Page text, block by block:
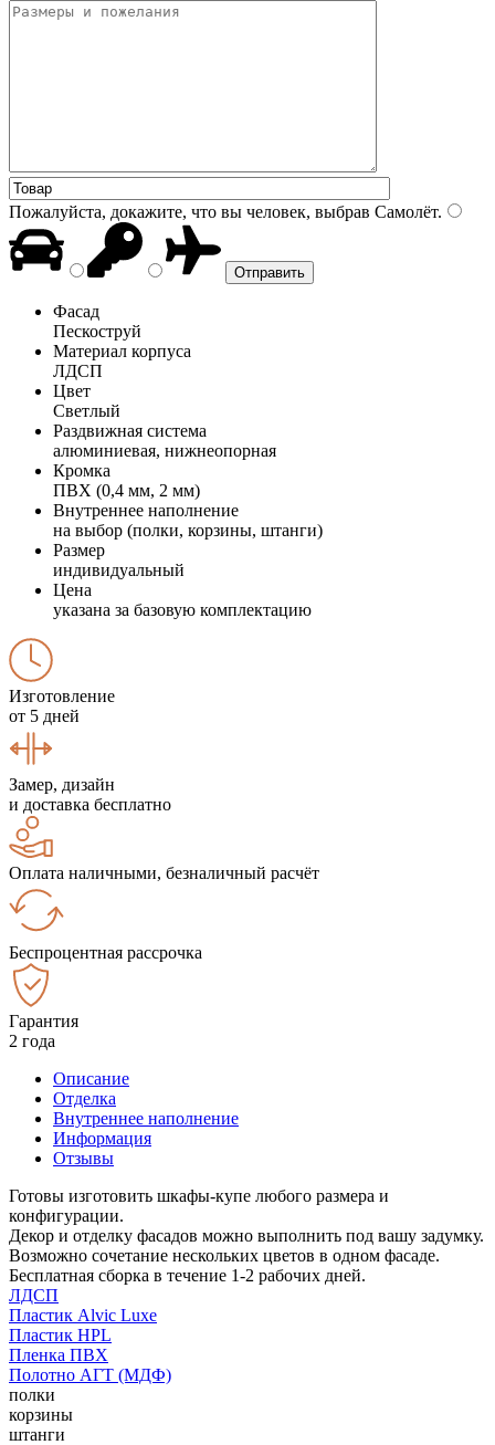
Пожалуйста, докажите, что вы человек, выбрав Самолёт.
Фасад
Пескоструй
Материал корпуса
ЛДСП
Цвет
Светлый
Раздвижная система
алюминиевая, нижнеопорная
Кромка
ПВХ (0,4 мм, 2 мм)
Внутреннее наполнение
на выбор (полки, корзины, штанги)
Размер
индивидуальный
Цена
указана за базовую комплектацию
Изготовление
от 5 дней
Замер, дизайн
и доставка бесплатно
Оплата наличными, безналичный расчёт
Беспроцентная рассрочка
Гарантия
2 года
Описание
Отделка
Внутреннее наполнение
Информация
Отзывы
Готовы изготовить шкафы-купе любого размера и
конфигурации.
Декор и отделку фасадов можно выполнить под вашу задумку.
Возможно сочетание нескольких цветов в одном фасаде.
Бесплатная сборка в течение 1-2 рабочих дней.
ЛДСП
Пластик Alvic Luxe
Пластик HPL
Пленка ПВХ
Полотно АГТ (МДФ)
полки
корзины
штанги